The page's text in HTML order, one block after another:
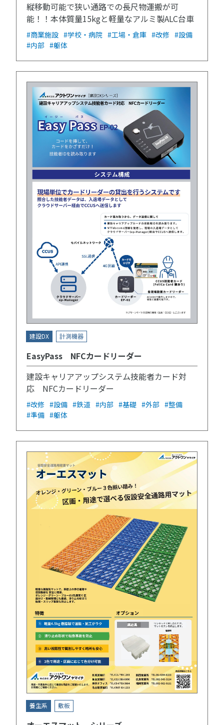
縦移動可能で狭い通路での長尺物運搬が可
能！！本体質量15kgと軽量なアルミ製ALC台車
#商業施設 #学校・病院 #工場・倉庫 #改修 #設備
#内部 #躯体
建設DX 計測機器
EasyPass NFCカードリーダー
建設キャリアアップシステム技能者カード対
応 NFCカードリーダー
#改修 #設備 #鉄道 #内部 #基礎 #外部 #整備
#準備 #躯体
養生系 敷板